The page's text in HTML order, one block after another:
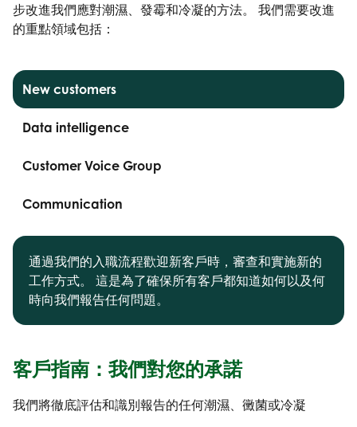
步改進我們應對潮濕、發霉和冷凝的方法。 我們需要改進
的重點領域包括：
New customers
Data intelligence
Customer Voice Group
Communication
通過我們的入職流程歡迎新客戶時，審查和實施新的
工作方式。 這是為了確保所有客戶都知道如何以及何
時向我們報告任何問題。
客戶指南：我們對您的承諾
我們將徹底評估和識別報告的任何潮濕、黴菌或冷凝